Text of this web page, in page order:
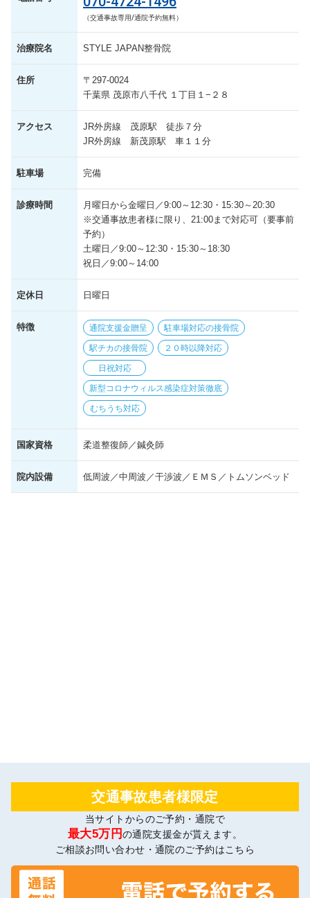
（交通事故専用/通院予約無料）
治療院名 STYLE JAPAN整骨院
住所
〒297-0024
千葉県 茂原市八千代 １丁目１−２８
アクセス
JR外房線 茂原駅 徒歩７分
JR外房線 新茂原駅 車１１分
駐車場 完備
診療時間
月曜日から金曜日／9:00～12:30・15:30～20:30
※交通事故患者様に限り、21:00まで対応可（要事前
予約）
土曜日／9:00～12:30・15:30～18:30
祝日／9:00～14:00
定休日 日曜日
特徴 通院支援金贈呈 駐車場対応の接骨院
駅チカの接骨院 ２０時以降対応
日祝対応
新型コロナウィルス感染症対策徹底
むちうち対応
国家資格 柔道整復師／鍼灸師
院内設備 低周波／中周波／干渉波／ＥＭＳ／トムソンベッド
交通事故患者様限定
当サイトからのご予約・通院で
最大5万円の通院支援金が貰えます。
ご相談お問い合わせ・通院のご予約はこちら